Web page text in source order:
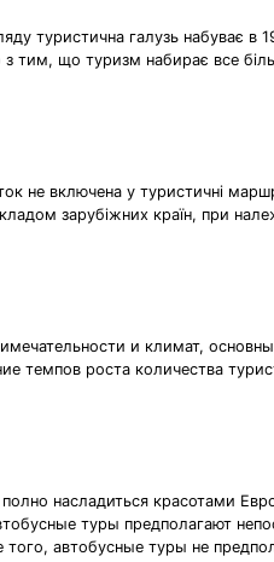
туристична галузь набуває в
з тим, що туризм набирає все
не включена у туристичні
зарубіжних країн, при
и климат,
темпов роста количества
насладиться красотами
туры предполагают
автобусные туры не